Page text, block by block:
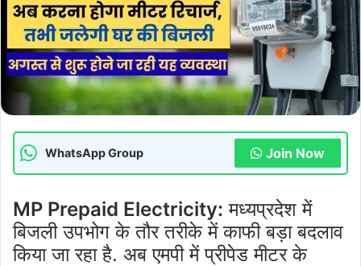
WhatsApp Group Join Now
MP Prepaid Electricity: मध्यप्रदेश में
बिजली उपभोग के तौर तरीके में काफी बड़ा बदलाव
किया जा रहा है. अब एमपी में प्रीपेड मीटर के